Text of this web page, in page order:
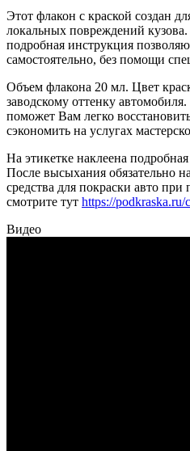
Этот флакон с краской создан
локальных повреждений
подробная инструкция
самостоятельно, без помощи
Объем флакона 20 мл. Цвет
заводскому оттенку
поможет Вам легко
сэкономить на услугах
На этикетке наклеена
После высыхания обязательно
средства для покраски авто
смотрите тут https://
Видео